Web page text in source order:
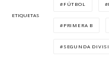
ETIQUETAS
FÚTBOL
PRIMERA B
SEGUNDA